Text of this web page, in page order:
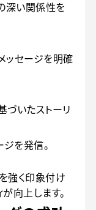
深い関係性を
ッセージを明確
づいたストーリ
を発信。
強く印象付け
向上します。